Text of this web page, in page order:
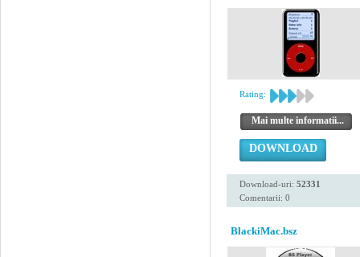
Rating:
Mai multe informatii...
DOWNLOAD
Download-uri: 52331
Comentarii: 0
BlackiMac.bsz